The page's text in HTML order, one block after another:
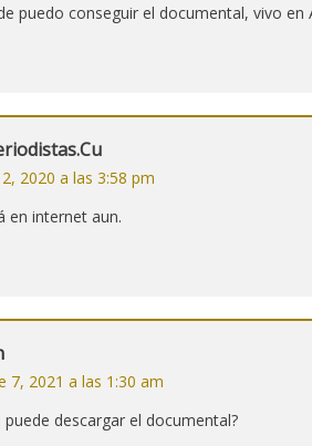
puedo conseguir el documental, vivo en
2020 a las 3:58 pm
en internet aun.
7, 2021 a las 1:30 am
puede descargar el documental?